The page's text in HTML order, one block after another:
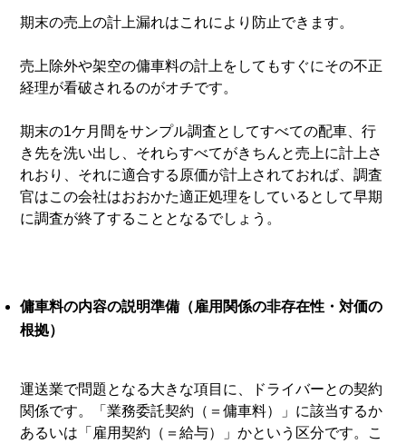
期末の売上の計上漏れはこれにより防止できます。
売上除外や架空の傭車料の計上をしてもすぐにその不正
経理が看破されるのがオチです。
期末の1ケ月間をサンプル調査としてすべての配車、行
き先を洗い出し、それらすべてがきちんと売上に計上さ
れおり、それに適合する原価が計上されておれば、調査
官はこの会社はおおかた適正処理をしているとして早期
に調査が終了することとなるでしょう。
傭車料の内容の説明準備（雇用関係の非存在性・対価の
根拠）
運送業で問題となる大きな項目に、ドライバーとの契約
関係です。「業務委託契約（＝傭車料）」に該当するか
あるいは「雇用契約（＝給与）」かという区分です。こ